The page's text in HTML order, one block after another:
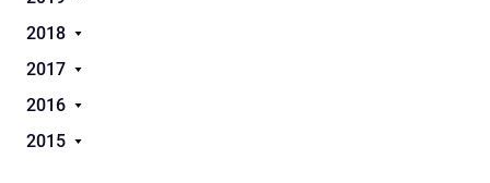
2018
2017
2016
2015